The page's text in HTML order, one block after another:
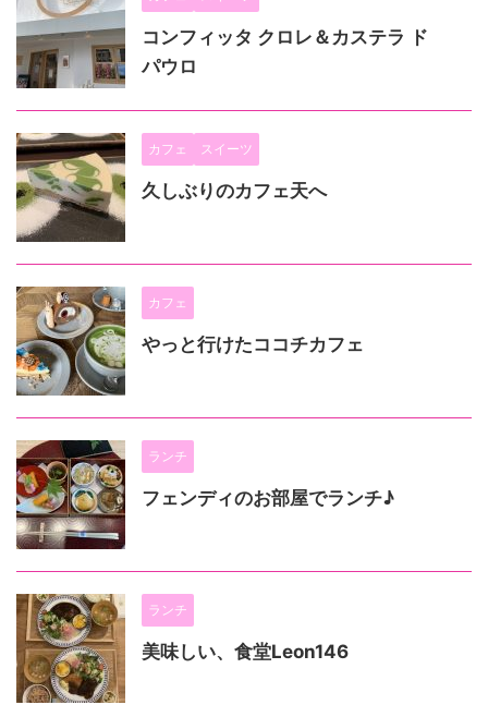
コンフィッタ クロレ＆カステラ ド
パウロ
カフェ スイーツ
久しぶりのカフェ天へ
カフェ
やっと行けたココチカフェ
ランチ
フェンディのお部屋でランチ♪
ランチ
美味しい、食堂Leon146